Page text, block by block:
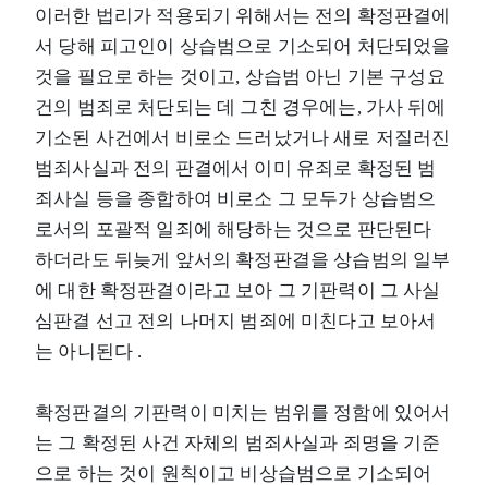
이러한 법리가 적용되기 위해서는 전의 확정판결에
서 당해 피고인이 상습범으로 기소되어 처단되었을
것을 필요로 하는 것이고, 상습범 아닌 기본 구성요
건의 범죄로 처단되는 데 그친 경우에는, 가사 뒤에
기소된 사건에서 비로소 드러났거나 새로 저질러진
범죄사실과 전의 판결에서 이미 유죄로 확정된 범
죄사실 등을 종합하여 비로소 그 모두가 상습범으
로서의 포괄적 일죄에 해당하는 것으로 판단된다
하더라도 뒤늦게 앞서의 확정판결을 상습범의 일부
에 대한 확정판결이라고 보아 그 기판력이 그 사실
심판결 선고 전의 나머지 범죄에 미친다고 보아서
는 아니된다 .
확정판결의 기판력이 미치는 범위를 정함에 있어서
는 그 확정된 사건 자체의 범죄사실과 죄명을 기준
으로 하는 것이 원칙이고 비상습범으로 기소되어